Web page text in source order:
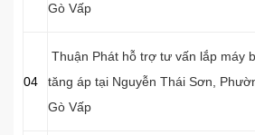
Gò Vấp
04
Thuận Phát hỗ trợ tư vấn lắp máy
tăng áp tại Nguyễn Thái Sơn,
Gò Vấp